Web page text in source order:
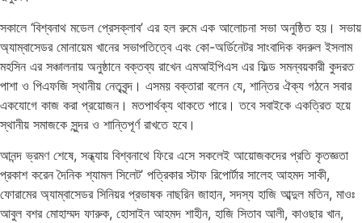
সকালে ‘বিশ্বনাথ মডেল প্রেসক্লাব’ এর হল রুমে এক আলোচনা সভা অনুষ্ঠিত হয়। সভায়
অ্যাম্বাসেডর মোনায়েম খানের সভাপতিত্বে এবং কো-অর্ডিনেটর সাংবাদিক বদরুল ইসলাম
মহসিন এর সঞ্চালনায় অনুষ্ঠানে বক্তব্য রাখেন এমআইপিএস এর ফিল্ড সমন্বয়কারী কুদরত
পাশা ও পিএফজি স্থানীয় নেতৃবৃন্দ। এসময় বক্তারা বলেন যে, শান্তির ঐক্য গঠনে সবার
একযোগে কাজ করা প্রয়োজন। মতপার্থক্য থাকতে পারে। তবে সবাইকে একত্রিত হয়ে
স্থানীয় সমাজকে সুন্দর ও শান্তিপূর্ণ রাখতে হবে।
আনন্দ ভ্রমণ শেষে, সন্ধ্যায় বিশ্বনাথে ফিরে এসে সকলেই আয়োজকদের প্রতি কৃতজ্ঞতা
প্রকাশ করেন দৈনিক শ্যামল সিলেট’ পত্রিকার স্টাফ রিপোর্টার সালেহ আহমদ সাকী,
ফোরামের অ্যাম্বাসেডর সিনিয়র প্রভাষক নাছরিন জাহান, সদস্য হাজি আব্দুল মতিন, মাওঃ
আবুল বশর মোহাম্মদ ফারুক, হোসাইন আহমদ শাহীন, হাজি সিতাব আলী, কাওছার খান,